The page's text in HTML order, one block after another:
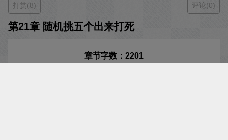
打赏(8) 评论(0)
第21章 随机挑五个出来打死
章节字数：2201